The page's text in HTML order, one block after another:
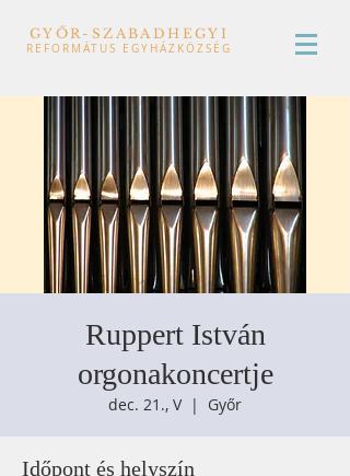
GYŐR-SZABADHEGYI
REFORMÁTUS EGYHÁZKÖZSÉG
Ruppert István
orgonakoncertje
dec. 21., V
  |
Győr
Időpont és helyszín